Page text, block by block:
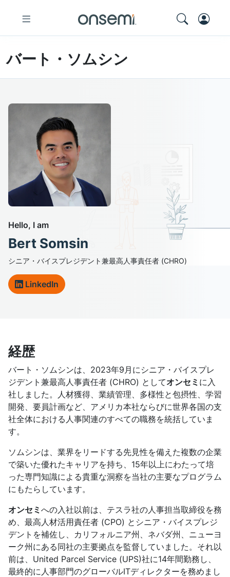
バート・ソムシン
Hello, I am
Bert Somsin
シニア・バイスプレジデント兼最高人事責任者 (CHRO)
LinkedIn
経歴
バート・ソムシンは、2023年9月にシニア・バイスプレ
ジデント兼最高人事責任者 (CHRO) としてオンセミ に入
社しました。人材獲得、業績管理、多様性と包摂性、学習
開発、要員計画など、アメリカ本社ならびに世界各国の支
社全体における人事関連のすべての職務を統括していま
す。
ソムシンは、業界をリードする先見性を備えた複数の企業
で築いた優れたキャリアを持ち、15年以上にわたって培
った専門知識による貴重な洞察を当社の主要なプログラム
にもたらしています。
オンセミ への入社以前は、テスラ社の人事担当取締役を務
め、最高人材活用責任者 (CPO) とシニア・バイスプレジ
デントを補佐し、カリフォルニア州、ネバダ州、ニューヨ
ーク州にある同社の主要拠点を監督していました。それ以
前は、United Parcel Service (UPS)社に14年間勤務し、
最終的に人事部門のグローバルITディレクターを務めまし